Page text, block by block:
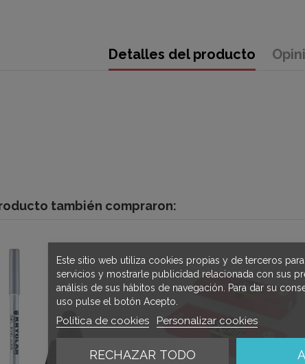
Detalles del producto
también compraron:
Este sitio web utiliza cookies propias y de terceros
servicios y mostrarle publicidad relacionada con sus
análisis de sus hábitos de navegación. Para dar su
uso pulse el botón Acepto.
Política de cookies Personalizar cookies
RECHAZAR TODO